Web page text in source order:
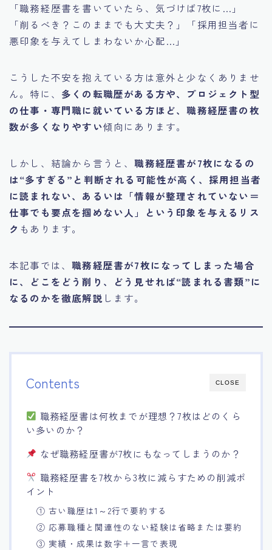
14.デジタル化やAIの進化がもたらす影響
「職務経歴書を書いていたら、気づけば7枚に…」
「削るべき？このままでも大丈夫？」「採用担当者に
悪印象を与えてしまわないか心配…」
こうした不安を抱えている方は意外と少なくありませ
ん。特に、 多くの転職歴がある方や、プロジェクト型
の仕事・専門職に就いている方ほど、職務経歴書の枚
数が多くなりやすい傾向にあります。
しかし、結論から言うと、職務経歴書が7枚になるの
は“多すぎる”と判断される可能性が高く、採用担当者
に読まれない、あるいは「情報が整理されていない＝
仕事でも要点を掴めない人」という印象を与えるリス
ク もあります。
本記事では、職務経歴書が7枚になってしまった場合
に、どこをどう削り、どう見せれば“読まれる書類”に
なるのかを徹底解説 します。
CLOSE
Contents
職務経歴書は何枚までが理想？7枚はどのくら
い多いのか？
なぜ職務経歴書が7枚にもなってしまうのか？
職務経歴書を7枚から3枚に減らすための削減ポ
イント
① 古い職歴は1～2行で要約する
② 応募職種と関連性のない経験は省略または要約
③ 実績・成果は数字＋一言で表現